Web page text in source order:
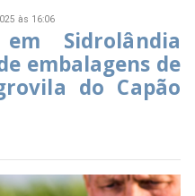
às 16:06
Sidrolândia
embalagens de
do Capão